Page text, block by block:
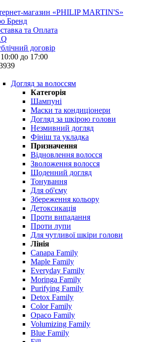
Бренд
та Оплата
договір
до 17:00
Догляд за волоссям
Категорія
Шампуні
Маски та кондиціонери
Догляд за шкірою голови
Незмивний догляд
Фініш та укладка
Призначення
Відновлення волосся
Зволоження волосся
Щоденний догляд
Тонування
Для об'єму
Збереження кольору
Детоксикація
Проти випадання
Проти лупи
Для чутливої ​​шкіри голови
Лінія
Canapa Family
Maple Family
Everyday Family
Moringa Family
Purifying Family
Detox Family
Color Family
Opaco Family
Volumizing Family
Blue Family